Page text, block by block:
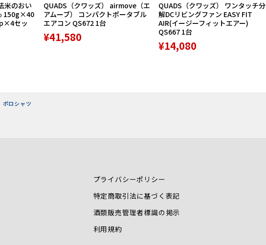
米のおい
150g×40
セッ
QUADS（クワッズ） airmove（エ
アムーブ） コンパクトポータブル
エアコン QS672 1台
¥41,580
QUADS（クワッズ） ワンタッチ分
解DCリビングファン EASY FIT
AIR(イージーフィットエアー)
QS667 1台
¥14,080
ポロシャツ
プライバシーポリシー
特定商取引法に基づく表記
酒類販売管理者標識の掲示
利用規約